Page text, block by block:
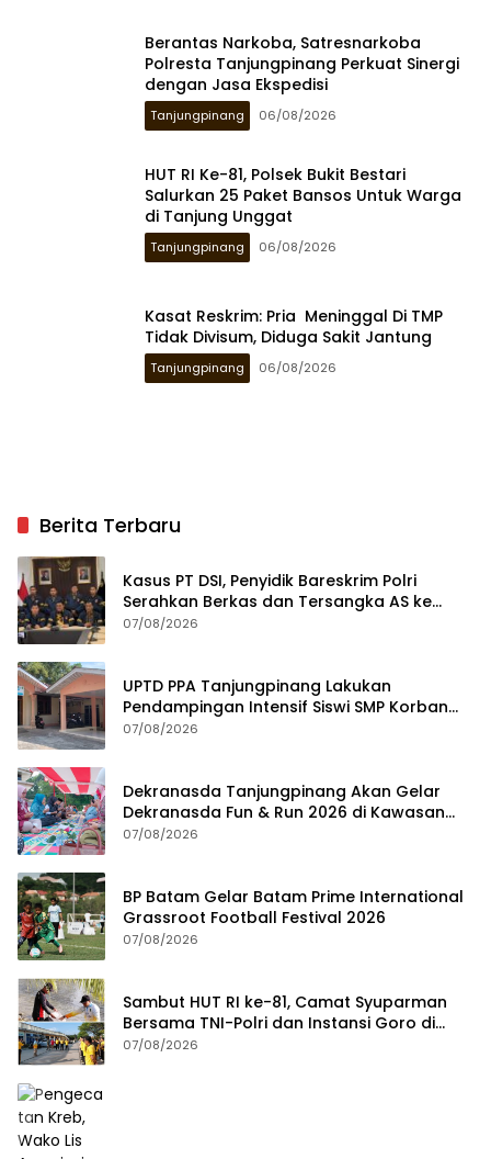
Berantas Narkoba, Satresnarkoba
Polresta Tanjungpinang Perkuat Sinergi
dengan Jasa Ekspedisi
Tanjungpinang 06/08/2026
HUT RI Ke-81, Polsek Bukit Bestari
Salurkan 25 Paket Bansos Untuk Warga
di Tanjung Unggat
Tanjungpinang 06/08/2026
Kasat Reskrim: Pria Meninggal Di TMP
Tidak Divisum, Diduga Sakit Jantung
Tanjungpinang 06/08/2026
Berita Terbaru
Kasus PT DSI, Penyidik Bareskrim Polri
Serahkan Berkas dan Tersangka AS ke
Kejari Depok
07/08/2026
UPTD PPA Tanjungpinang Lakukan
Pendampingan Intensif Siswi SMP Korban
Asusila
07/08/2026
Dekranasda Tanjungpinang Akan Gelar
Dekranasda Fun & Run 2026 di Kawasan
Gedung Gonggong
07/08/2026
BP Batam Gelar Batam Prime International
Grassroot Football Festival 2026
07/08/2026
Sambut HUT RI ke-81, Camat Syuparman
Bersama TNI-Polri dan Instansi Goro di
Pantai Piwang
07/08/2026